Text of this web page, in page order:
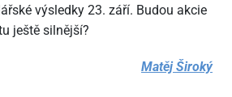
výsledky 23. září. Budou akcie
ještě silnější?
Matěj Široký